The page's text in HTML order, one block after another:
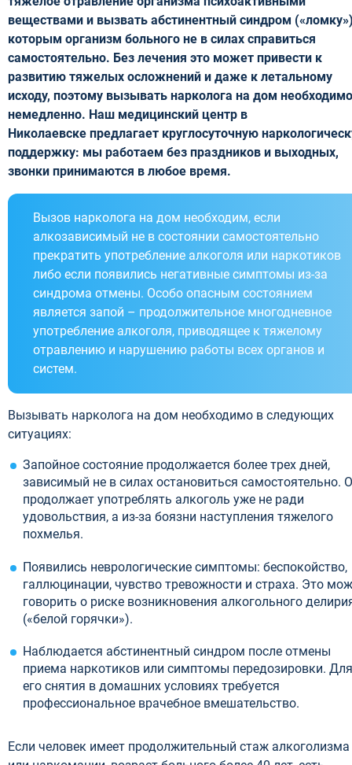
веществами и вызвать абстинентный синдром
которым организм больного не в силах справиться
самостоятельно. Без лечения это может привести к
развитию тяжелых осложнений и даже к летальному
исходу, поэтому вызывать нарколога на дом необходимо
немедленно. Наш медицинский центр в
Николаевске предлагает круглосуточную
поддержку: мы работаем без праздников и выходных,
звонки принимаются в любое время.
Вызов нарколога на дом необходим, если
алкозависимый не в состоянии самостоятельно
прекратить употребление алкоголя или наркотиков
либо если появились негативные симптомы из-за
синдрома отмены. Особо опасным состоянием
является запой – продолжительное многодневное
употребление алкоголя, приводящее к тяжелому
отравлению и нарушению работы всех органов и
систем.
Вызывать нарколога на дом необходимо в следующих
ситуациях:
Запойное состояние продолжается более трех дней,
зависимый не в силах остановиться самостоятельно.
продолжает употреблять алкоголь уже не ради
удовольствия, а из-за боязни наступления тяжелого
похмелья.
Появились неврологические симптомы: беспокойство,
галлюцинации, чувство тревожности и страха. Это
говорить о риске возникновения алкогольного
(«белой горячки»).
Наблюдается абстинентный синдром после отмены
приема наркотиков или симптомы передозировки.
его снятия в домашних условиях требуется
профессиональное врачебное вмешательство.
Если человек имеет продолжительный стаж алкоголизма